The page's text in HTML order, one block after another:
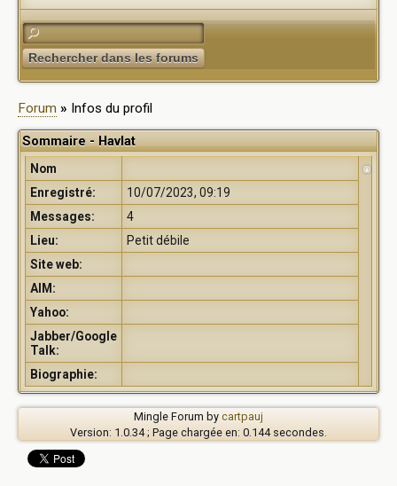
Forum » Infos du profil
Sommaire - Havlat
Nom
Enregistré:
10/07/2023, 09:19
Messages:
4
Lieu:
Petit débile
Site web:
AIM:
Yahoo:
Jabber/Google
Talk:
Biographie:
Mingle Forum by cartpauj
Version: 1.0.34 ; Page chargée en: 0.144 secondes.